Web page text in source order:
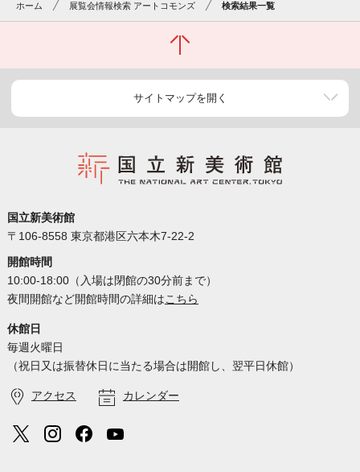
ホーム 展覧会情報検索 アートコモンズ 検索結果一覧
サイトマップを開く
国立新美術館
〒106-8558 東京都港区六本木7-22-2
開館時間
10:00-18:00（入場は閉館の30分前まで）
夜間開館など開館時間の詳細はこちら
休館日
毎週火曜日
（祝日又は振替休日に当たる場合は開館し、翌平日休館）
アクセス カレンダー